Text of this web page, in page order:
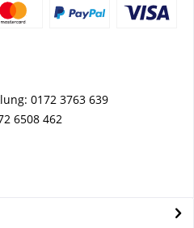
0172 3763 639
6508 462